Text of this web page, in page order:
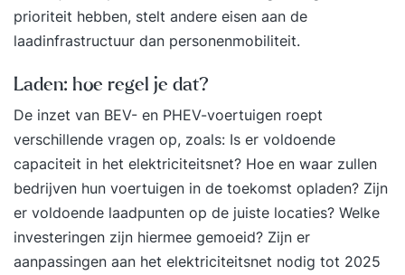
prioriteit hebben, stelt andere eisen aan de
laadinfrastructuur dan personenmobiliteit.
Laden: hoe regel je dat?
De inzet van BEV- en PHEV-voertuigen roept
verschillende vragen op, zoals: Is er voldoende
capaciteit in het elektriciteitsnet? Hoe en waar zullen
bedrijven hun voertuigen in de toekomst opladen? Zijn
er voldoende laadpunten op de juiste locaties? Welke
investeringen zijn hiermee gemoeid? Zijn er
aanpassingen aan het elektriciteitsnet nodig tot 2025